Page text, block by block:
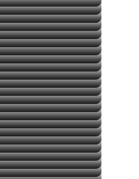
▶
▶
▶
▶
▶